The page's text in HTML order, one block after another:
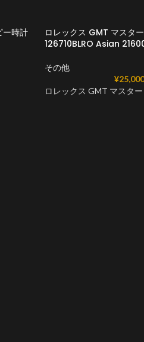
ー時計
ロレックス GMT マスタ
126710BLRO Asian
その他
¥25,000
ロレックス GMT マスタ